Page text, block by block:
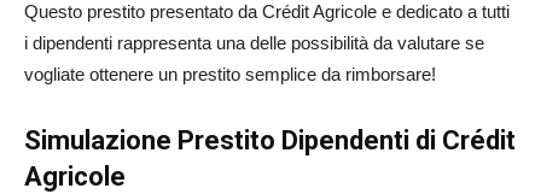
Questo prestito presentato da Crédit Agricole e dedicato a tutti
i dipendenti rappresenta una delle possibilità da valutare se
vogliate ottenere un prestito semplice da rimborsare!
Simulazione Prestito Dipendenti di Crédit
Agricole